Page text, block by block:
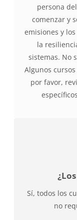
persona
comenzar y
emisiones y
la
sistemas. No
Algunos
por favor,
Sí, todos los
no